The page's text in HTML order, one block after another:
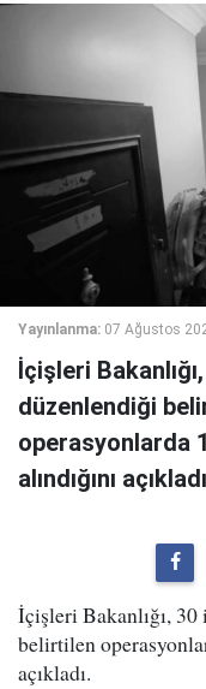
Yayınlanma: 07 Ağustos
İçişleri
düzenlendiği
operasyonlarda
alındığını
İçişleri Bakanlığı,
belirtilen
açıkladı.